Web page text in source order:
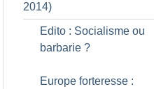
2014)
Edito : Socialisme ou
barbarie ?
Europe forteresse :